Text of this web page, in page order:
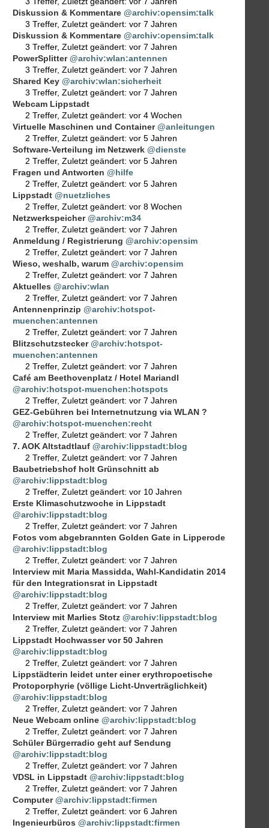
Diskussion & Kommentare @archiv:opensim:talk
3 Treffer, Zuletzt geändert: vor 7 Jahren
Diskussion & Kommentare @archiv:opensim:talk
3 Treffer, Zuletzt geändert: vor 7 Jahren
PowerSplitter @archiv:wlan:antennen
3 Treffer, Zuletzt geändert: vor 7 Jahren
Shared Key @archiv:wlan:sicherheit
3 Treffer, Zuletzt geändert: vor 7 Jahren
Webcam Lippstadt
2 Treffer, Zuletzt geändert: vor 4 Wochen
Virtuelle Maschinen und Container @anleitungen
2 Treffer, Zuletzt geändert: vor 5 Jahren
Software-Verteilung im Netzwerk @dienste
2 Treffer, Zuletzt geändert: vor 5 Jahren
Fragen und Antworten @hilfe
2 Treffer, Zuletzt geändert: vor 5 Jahren
Lippstadt @nuetzliches
2 Treffer, Zuletzt geändert: vor 8 Wochen
Netzwerkspeicher @archiv:m34
2 Treffer, Zuletzt geändert: vor 7 Jahren
Anmeldung / Registrierung @archiv:opensim
2 Treffer, Zuletzt geändert: vor 7 Jahren
Wieso, weshalb, warum @archiv:opensim
2 Treffer, Zuletzt geändert: vor 7 Jahren
Aktuelles @archiv:wlan
2 Treffer, Zuletzt geändert: vor 7 Jahren
Antennenprinzip @archiv:hotspot-
muenchen:antennen
2 Treffer, Zuletzt geändert: vor 7 Jahren
Blitzschutzstecker @archiv:hotspot-
muenchen:antennen
2 Treffer, Zuletzt geändert: vor 7 Jahren
Café am Beethovenplatz / Hotel Mariandl
@archiv:hotspot-muenchen:hotspots
2 Treffer, Zuletzt geändert: vor 7 Jahren
GEZ-Gebühren bei Internetnutzung via WLAN ?
@archiv:hotspot-muenchen:recht
2 Treffer, Zuletzt geändert: vor 7 Jahren
7. AOK Altstadtlauf @archiv:lippstadt:blog
2 Treffer, Zuletzt geändert: vor 7 Jahren
Baubetriebshof holt Grünschnitt ab
@archiv:lippstadt:blog
2 Treffer, Zuletzt geändert: vor 10 Jahren
Erste Klimaschutzwoche in Lippstadt
@archiv:lippstadt:blog
2 Treffer, Zuletzt geändert: vor 7 Jahren
Fotos vom abgebrannten Golden Gate in Lipperode
@archiv:lippstadt:blog
2 Treffer, Zuletzt geändert: vor 7 Jahren
Interview mit Maria Massidda, Wahl-Kandidatin 2014
für den Integrationsrat in Lippstadt
@archiv:lippstadt:blog
2 Treffer, Zuletzt geändert: vor 7 Jahren
Interview mit Marlies Stotz @archiv:lippstadt:blog
2 Treffer, Zuletzt geändert: vor 7 Jahren
Lippstadt Hochwasser vor 50 Jahren
@archiv:lippstadt:blog
2 Treffer, Zuletzt geändert: vor 7 Jahren
Lippstädterin leidet unter einer erythropoetische
Protoporphyrie (völlige Licht-Unverträglichkeit)
@archiv:lippstadt:blog
2 Treffer, Zuletzt geändert: vor 7 Jahren
Neue Webcam online @archiv:lippstadt:blog
2 Treffer, Zuletzt geändert: vor 7 Jahren
Schüler Bürgerradio geht auf Sendung
@archiv:lippstadt:blog
2 Treffer, Zuletzt geändert: vor 7 Jahren
VDSL in Lippstadt @archiv:lippstadt:blog
2 Treffer, Zuletzt geändert: vor 7 Jahren
Computer @archiv:lippstadt:firmen
2 Treffer, Zuletzt geändert: vor 6 Jahren
Ingenieurbüros @archiv:lippstadt:firmen